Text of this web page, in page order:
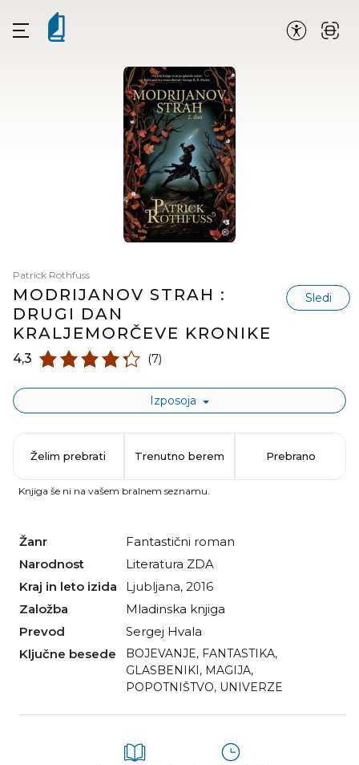
Patrick Rothfuss
MODRIJANOV STRAH :
DRUGI DAN
KRALJEMORČEVE KRONIKE
Sledi
4,3 (7)
Izposoja
Žanr
fantastični roman
Narodnost
literatura ZDA
Kraj in leto izida
Ljubljana, 2016
Založba
Mladinska knjiga
Prevod
Sergej Hvala
Ključne besede
BOJEVANJE, FANTASTIKA,
GLASBENIKI , MAGIJA,
POPOTNIŠTVO, UNIVERZE
Želim prebrati Trenutno berem Prebrano
Knjiga še ni na vašem bralnem seznamu.